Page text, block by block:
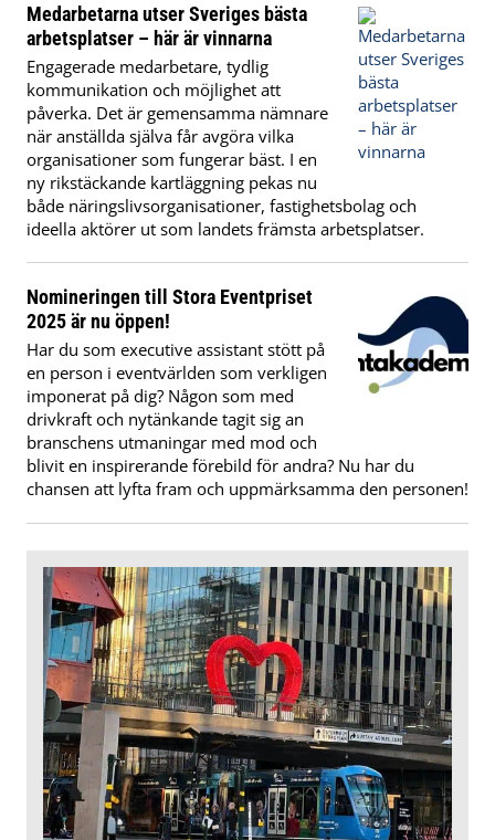
Medarbetarna utser Sveriges bästa
arbetsplatser – här är vinnarna
Engagerade medarbetare, tydlig
kommunikation och möjlighet att
påverka. Det är gemensamma nämnare
när anställda själva får avgöra vilka
organisationer som fungerar bäst. I en
ny rikstäckande kartläggning pekas nu
både näringslivsorganisationer, fastighetsbolag och
ideella aktörer ut som landets främsta arbetsplatser.
Nomineringen till Stora Eventpriset
2025 är nu öppen!
Har du som executive assistant stött på
en person i eventvärlden som verkligen
imponerat på dig? Någon som med
drivkraft och nytänkande tagit sig an
branschens utmaningar med mod och
blivit en inspirerande förebild för andra? Nu har du
chansen att lyfta fram och uppmärksamma den personen!